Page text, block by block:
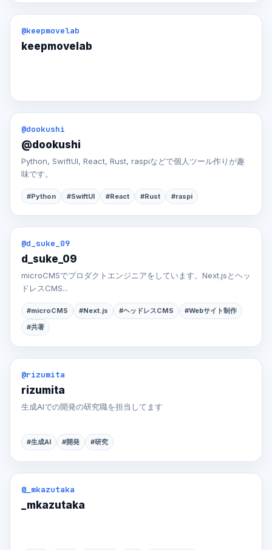
@keepmovelab
keepmovelab
@dookushi
@dookushi
Python, SwiftUI, React, Rust, raspiなどで個人ツール作りが趣
味です。
#Python #SwiftUI #React #Rust #raspi
@d_suke_09
d_suke_09
microCMSでプロダクトエンジニアをしています。Next.jsとヘッ
ドレスCMS...
#microCMS #Next.js #ヘッドレスCMS
#Webサイト制作
#共著
@rizumita
rizumita
生成AIでの開発の研究職を担当してます
#生成AI #開発 #研究
@_mkazutaka
_mkazutaka